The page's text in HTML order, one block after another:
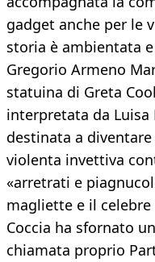
gadget anche per le
storia è ambientata
Gregorio Armeno
statuina di Greta
interpretata da Luisa
destinata a
violenta invettiva
«arretrati e
magliette e il celebre
Coccia ha sfornato
chiamata proprio